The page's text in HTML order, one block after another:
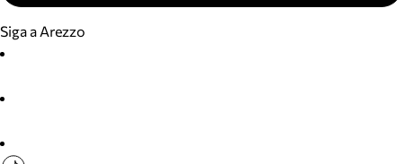
Siga a Arezzo